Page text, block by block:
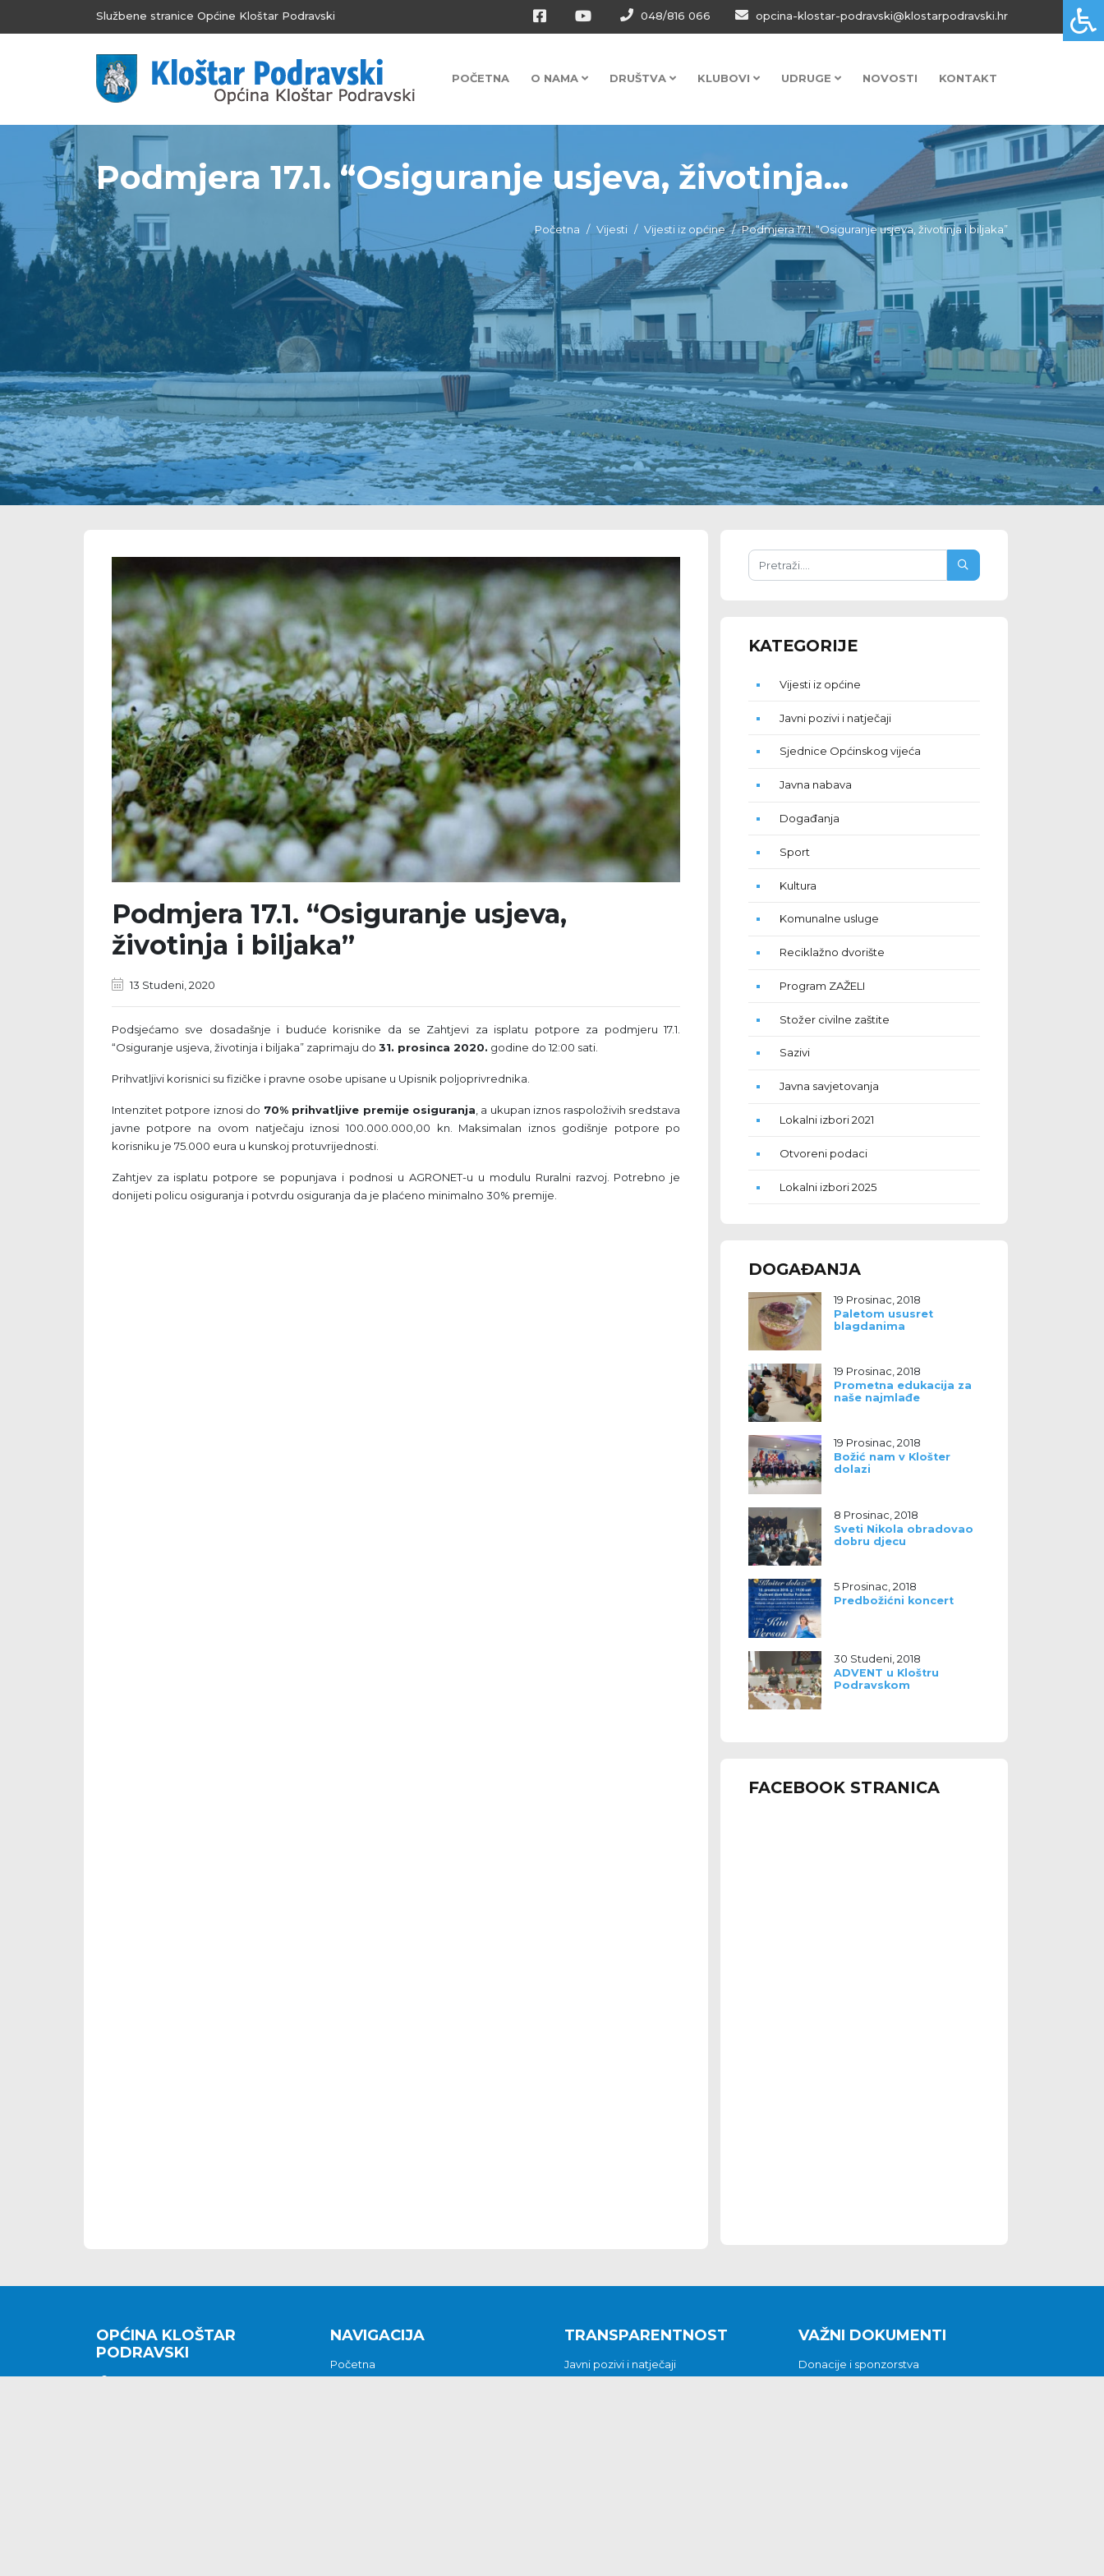
Službene stranice Općine Kloštar Podravski 048/816 066 opcina-klostar-podravski@klostarpodravski.hr
POČETNA O NAMA DRUŠTVA KLUBOVI UDRUGE NOVOSTI KONTAKT
Podmjera 17.1. “Osiguranje usjeva, životinja...
Početna Vijesti Vijesti iz općine Podmjera 17.1. “Osiguranje usjeva, životinja i biljaka”
Podmjera 17.1. “Osiguranje usjeva,
životinja i biljaka”
13 Studeni, 2020
Podsjećamo sve dosadašnje i buduće korisnike da se Zahtjevi za isplatu potpore za podmjeru 17.1.
“Osiguranje usjeva, životinja i biljaka” zaprimaju do 31. prosinca 2020. godine do 12:00 sati.
Prihvatljivi korisnici su fizičke i pravne osobe upisane u Upisnik poljoprivrednika.
Intenzitet potpore iznosi do 70% prihvatljive premije osiguranja, a ukupan iznos raspoloživih sredstava
javne potpore na ovom natječaju iznosi 100.000.000,00 kn. Maksimalan iznos godišnje potpore po
korisniku je 75.000 eura u kunskoj protuvrijednosti.
Zahtjev za isplatu potpore se popunjava i podnosi u AGRONET-u u modulu Ruralni razvoj. Potrebno je
donijeti policu osiguranja i potvrdu osiguranja da je plaćeno minimalno 30% premije.
KATEGORIJE
Vijesti iz općine
Javni pozivi i natječaji
Sjednice Općinskog vijeća
Javna nabava
Događanja
Sport
Kultura
Komunalne usluge
Reciklažno dvorište
Program ZAŽELI
Stožer civilne zaštite
Sazivi
Javna savjetovanja
Lokalni izbori 2021
Otvoreni podaci
Lokalni izbori 2025
DOGAĐANJA
19 Prosinac, 2018
Paletom ususret
blagdanima
19 Prosinac, 2018
Prometna edukacija za
naše najmlađe
19 Prosinac, 2018
Božić nam v Klošter
dolazi
8 Prosinac, 2018
Sveti Nikola obradovao
dobru djecu
5 Prosinac, 2018
Predbožićni koncert
30 Studeni, 2018
ADVENT u Kloštru
Podravskom
FACEBOOK STRANICA
OPĆINA KLOŠTAR
PODRAVSKI
NAVIGACIJA
Početna
TRANSPARENTNOST
Javni pozivi i natječaji
VAŽNI DOKUMENTI
Donacije i sponzorstva